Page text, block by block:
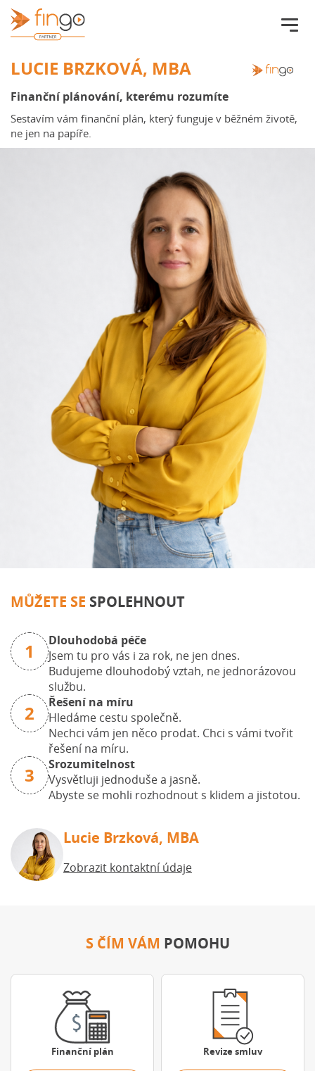
LUCIE BRZKOVÁ, MBA
Finanční plánování, kterému rozumíte
Sestavím vám finanční plán, který funguje v běžném životě,
ne jen na papíře.
MŮŽETE SE SPOLEHNOUT
1
Dlouhodobá péče
Jsem tu pro vás i za rok, ne jen dnes.
Budujeme dlouhodobý vztah, ne jednorázovou
službu.
2
Řešení na míru
Hledáme cestu společně.
Nechci vám jen něco prodat. Chci s vámi tvořit
řešení na míru.
3
Srozumitelnost
Vysvětluji jednoduše a jasně.
Abyste se mohli rozhodnout s klidem a jistotou.
Lucie Brzková, MBA
Zobrazit kontaktní údaje
S ČÍM VÁM POMOHU
Finanční plán Revize smluv